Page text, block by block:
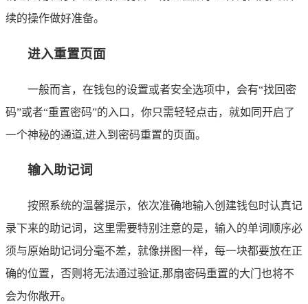
续的操作做好准备。
进入重置页面
一般而言，在钱包的设置或者安全选项中，会有“找回密
码”或者“重置密码”的入口，你只需轻轻点击，就如同开启了
一个神秘的通道,进入到密码重置的页面。
输入助记词
按照系统的温馨提示，依次准确地输入创建钱包时认真记
录下来的助记词，这里需要特别注意的是，输入的单词顺序必
须与原始助记词分毫不差，就像拼图一样，每一块都要放在正
确的位置，否则将无法通过验证,那扇密码重置的大门也将不
会为你敞开。